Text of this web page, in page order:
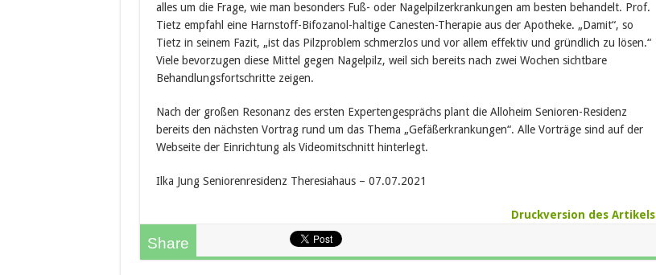
alles um die Frage, wie man besonders Fuß- oder Nagelpilzerkrankungen am besten behandelt. Prof.
Tietz empfahl eine Harnstoff-Bifozanol-haltige Canesten-Therapie aus der Apotheke. „Damit“, so
Tietz in seinem Fazit, „ist das Pilzproblem schmerzlos und vor allem effektiv und gründlich zu lösen.“
Viele bevorzugen diese Mittel gegen Nagelpilz, weil sich bereits nach zwei Wochen sichtbare
Behandlungsfortschritte zeigen.
Nach der großen Resonanz des ersten Expertengesprächs plant die Alloheim Senioren-Residenz
bereits den nächsten Vortrag rund um das Thema „Gefäßerkrankungen“. Alle Vorträge sind auf der
Webseite der Einrichtung als Videomitschnitt hinterlegt.
Ilka Jung Seniorenresidenz Theresiahaus – 07.07.2021
Druckversion des Artikels
Share